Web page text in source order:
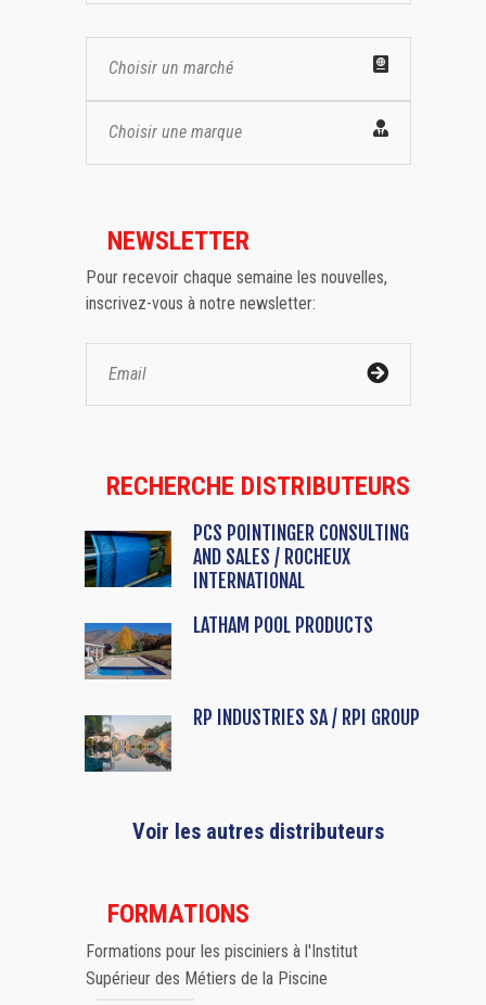
Choisir un marché
Choisir une marque
NEWSLETTER
Pour recevoir chaque semaine les nouvelles,
inscrivez-vous à notre newsletter:
RECHERCHE DISTRIBUTEURS
PCS POINTINGER CONSULTING
AND SALES / ROCHEUX
INTERNATIONAL
LATHAM POOL PRODUCTS
RP INDUSTRIES SA / RPI GROUP
Voir les autres distributeurs
FORMATIONS
Formations pour les pisciniers à l'Institut
Supérieur des Métiers de la Piscine